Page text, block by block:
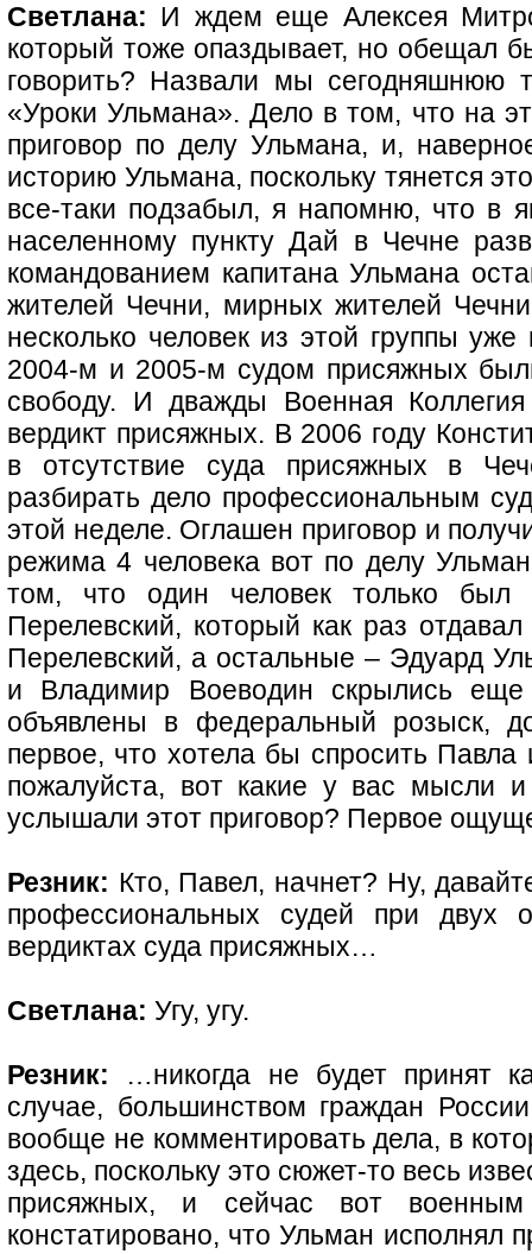
Светлана: И ждем еще Алексея
который тоже опаздывает, но обещал
говорить? Назвали мы сегодняшнюю
«Уроки Ульмана». Дело в том, что на
приговор по делу Ульмана, и,
историю Ульмана, поскольку тянется
все-таки подзабыл, я напомню, что в
населенному пункту Дай в Чечне
командованием капитана Ульмана
жителей Чечни, мирных жителей
несколько человек из этой группы
2004-м и 2005-м судом присяжных
свободу. И дважды Военная
вердикт присяжных. В 2006 году
в отсутствие суда присяжных в
разбирать дело профессиональным
этой неделе. Оглашен приговор и
режима 4 человека вот по делу
том, что один человек только
Перелевский, который как раз
Перелевский, а остальные – Эдуард
и Владимир Воеводин скрылись
объявлены в федеральный розыск,
первое, что хотела бы спросить
пожалуйста, вот какие у вас мысли и
услышали этот приговор? Первое
Резник: Кто, Павел, начнет? Ну,
профессиональных судей при двух
вердиктах суда присяжных…
Светлана: Угу, угу.
Резник: …никогда не будет принят
случае, большинством граждан
вообще не комментировать дела, в
здесь, поскольку это сюжет-то весь
присяжных, и сейчас вот
констатировано, что Ульман исполнял